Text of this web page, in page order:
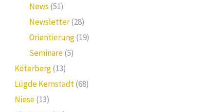
News (51)
Newsletter(28)
Orientierung(19)
Seminare(5)
Köterberg(13)
Lügde Kernstadt(68)
Niese(13)